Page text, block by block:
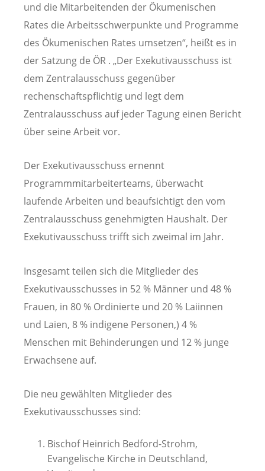
und die Mitarbeitenden der Ökumenischen
Rates die Arbeitsschwerpunkte und Programme
des Ökumenischen Rates umsetzen“, heißt es in
der Satzung de ÖR . „Der Exekutivausschuss ist
dem Zentralausschuss gegenüber
rechenschaftspflichtig und legt dem
Zentralausschuss auf jeder Tagung einen Bericht
über seine Arbeit vor.
Der Exekutivausschuss ernennt
Programmmitarbeiterteams, überwacht
laufende Arbeiten und beaufsichtigt den vom
Zentralausschuss genehmigten Haushalt. Der
Exekutivausschuss trifft sich zweimal im Jahr.
Insgesamt teilen sich die Mitglieder des
Exekutivausschusses in 52 % Männer und 48 %
Frauen, in 80 % Ordinierte und 20 % Laiinnen
und Laien, 8 % indigene Personen,) 4 %
Menschen mit Behinderungen und 12 % junge
Erwachsene auf.
Die neu gewählten Mitglieder des
Exekutivausschusses sind:
Bischof Heinrich Bedford-Strohm,
Evangelische Kirche in Deutschland,